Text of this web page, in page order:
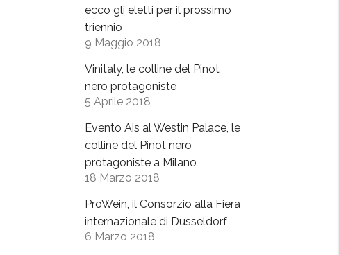
ecco gli eletti per il prossimo
triennio
9 Maggio 2018
Vinitaly, le colline del Pinot
nero protagoniste
5 Aprile 2018
Evento Ais al Westin Palace, le
colline del Pinot nero
protagoniste a Milano
18 Marzo 2018
ProWein, il Consorzio alla Fiera
internazionale di Dusseldorf
6 Marzo 2018